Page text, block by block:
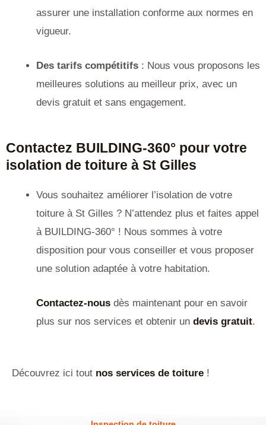
assurer une installation conforme aux normes en
vigueur.
Des tarifs compétitifs : Nous vous proposons les
meilleures solutions au meilleur prix, avec un
devis gratuit et sans engagement.
Contactez BUILDING-360° pour votre
isolation de toiture à St Gilles
Vous souhaitez améliorer l’isolation de votre
toiture à St Gilles ? N’attendez plus et faites appel
à BUILDING-360° ! Nous sommes à votre
disposition pour vous conseiller et vous proposer
une solution adaptée à votre habitation.
Contactez-nous dès maintenant pour en savoir
plus sur nos services et obtenir un devis gratuit.
Découvrez ici tout nos services de toiture !